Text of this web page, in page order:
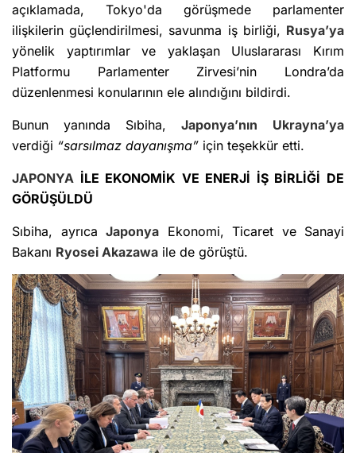
açıklamada, Tokyo'da görüşmede parlamenter
ilişkilerin güçlendirilmesi, savunma iş birliği, Rusya’ya
yönelik yaptırımlar ve yaklaşan Uluslararası Kırım
Platformu Parlamenter Zirvesi’nin Londra’da
düzenlenmesi konularının ele alındığını bildirdi.
Bunun yanında Sıbiha, Japonya’nın
Ukrayna’ya
verdiği “sarsılmaz dayanışma” için teşekkür etti.
JAPONYA İLE EKONOMİK VE ENERJİ İŞ BİRLİĞİ DE
GÖRÜŞÜLDÜ
Sıbiha, ayrıca Japonya Ekonomi, Ticaret ve Sanayi
Bakanı Ryosei Akazawa ile de görüştü.